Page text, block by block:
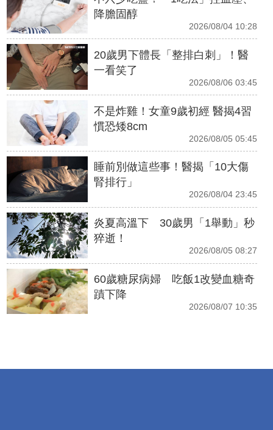
降膽固醇
2026/08/04 10:28
20歲男下體長「整排白刺」！醫
一看笑了
2026/08/06 03:45
不是炸雞！女童9歲初經 醫揭4習
慣恐矮8cm
2026/08/05 05:45
睡前別做這些事！醫揭「10大傷
腎排行」
2026/08/04 23:45
炎夏高溫下 30歲男「1舉動」秒
猝逝！
2026/08/05 08:27
60歲糖尿病婦 吃飯1改變血糖奇
蹟下降
2026/08/07 10:35